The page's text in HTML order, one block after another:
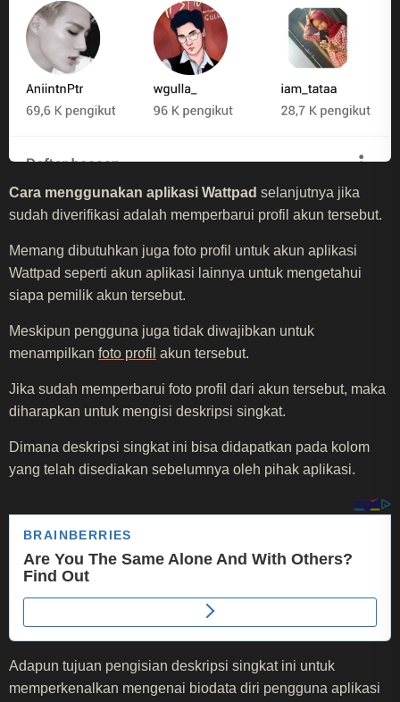
Cara menggunakan aplikasi Wattpad selanjutnya jika
sudah diverifikasi adalah memperbarui profil akun tersebut.
Memang dibutuhkan juga foto profil untuk akun aplikasi
Wattpad seperti akun aplikasi lainnya untuk mengetahui
siapa pemilik akun tersebut.
Meskipun pengguna juga tidak diwajibkan untuk
menampilkan foto profil akun tersebut.
Jika sudah memperbarui foto profil dari akun tersebut, maka
diharapkan untuk mengisi deskripsi singkat.
Dimana deskripsi singkat ini bisa didapatkan pada kolom
yang telah disediakan sebelumnya oleh pihak aplikasi.
Adapun tujuan pengisian deskripsi singkat ini untuk
memperkenalkan mengenai biodata diri pengguna aplikasi